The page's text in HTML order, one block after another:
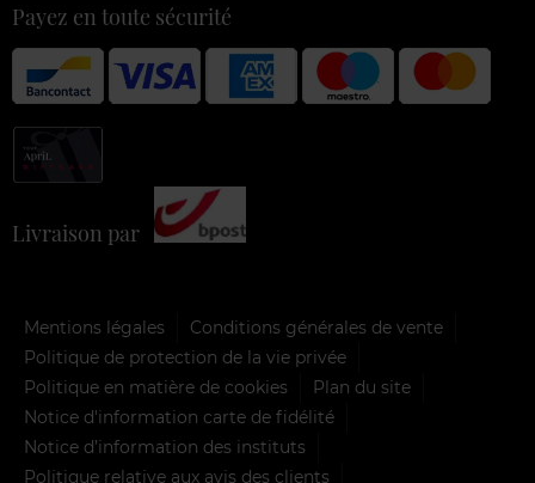
Payez en toute sécurité
Livraison par
Mentions légales
Conditions générales de vente
Politique de protection de la vie privée
Politique en matière de cookies
Plan du site
Notice d'information carte de fidélité
Notice d’information des instituts
Politique relative aux avis des clients